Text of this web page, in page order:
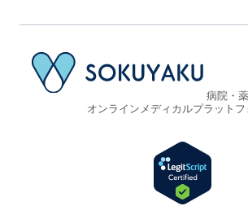
病院・
オンラインメディカルプラット